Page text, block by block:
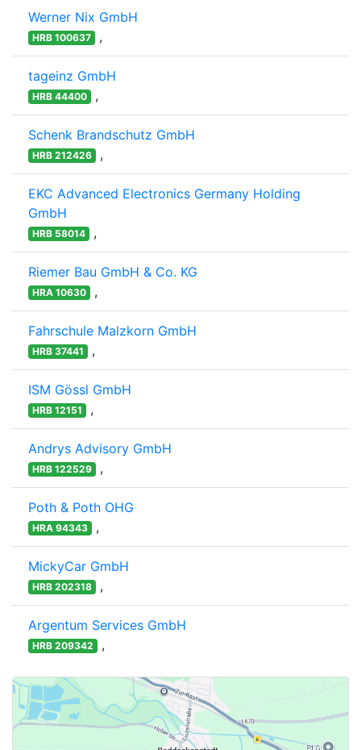
Werner Nix GmbH
HRB 100637 ,
tageinz GmbH
HRB 44400 ,
Schenk Brandschutz GmbH
HRB 212426 ,
EKC Advanced Electronics Germany Holding
GmbH
HRB 58014 ,
Riemer Bau GmbH & Co. KG
HRA 10630 ,
Fahrschule Malzkorn GmbH
HRB 37441 ,
ISM Gössl GmbH
HRB 12151 ,
Andrys Advisory GmbH
HRB 122529 ,
Poth & Poth OHG
HRA 94343 ,
MickyCar GmbH
HRB 202318 ,
Argentum Services GmbH
HRB 209342 ,